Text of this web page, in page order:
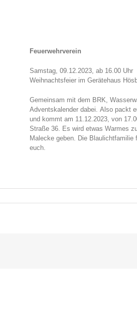
Feuerwehrverein
Samstag, 09.12.2023, ab 16.00 Uhr
Weihnachtsfeier im Gerätehaus
Gemeinsam mit dem BRK,
Adventskalender dabei. Also packt
und kommt am 11.12.2023, von
Straße 36. Es wird etwas Warmes
Malecke geben. Die
euch.